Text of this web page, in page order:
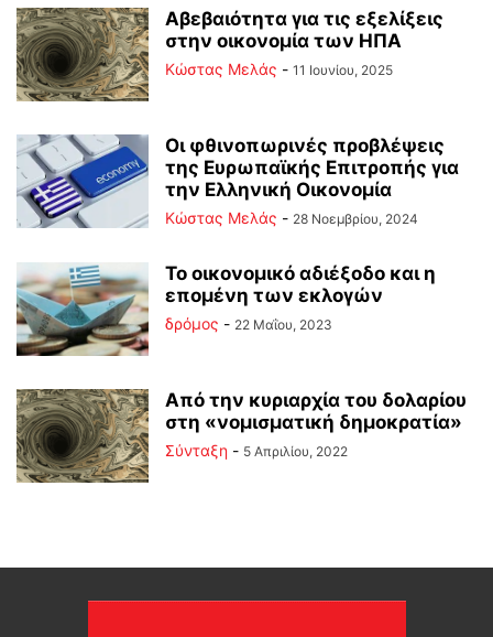
Αβεβαιότητα για τις εξελίξεις
στην οικονομία των ΗΠΑ
Κώστας Μελάς - 11 Ιουνίου, 2025
Οι φθινοπωρινές προβλέψεις
της Ευρωπαϊκής Επιτροπής για
την Ελληνική Οικονομία
Κώστας Μελάς - 28 Νοεμβρίου, 2024
Το οικονομικό αδιέξοδο και η
επομένη των εκλογών
δρόμος - 22 Μαΐου, 2023
Από την κυριαρχία του δολαρίου
στη «νομισματική δημοκρατία»
Σύνταξη - 5 Απριλίου, 2022